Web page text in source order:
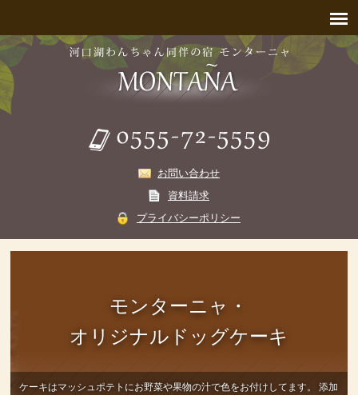
お問い合わせ
資料請求
プライバシーポリシー
モンターニャ・
オリジナルドッグケーキ
ケーキはマッシュポテトにお野菜や果物の汁で色をお付けしてます。
添加